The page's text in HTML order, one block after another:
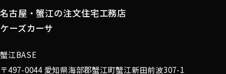
名古屋・蟹江の注文住宅工務店
ケーズカーサ
蟹江BASE
〒497-0044 愛知県海部郡蟹江町蟹江新田前波307-1